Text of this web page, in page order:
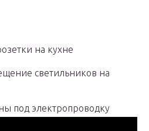
на кухне
светильников на
под электропроводку